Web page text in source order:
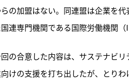
の加盟はない。同連盟は企業を
連専門機関である国際労働機関（
の合意した内容は、サステナビ
けの支援を打ち出したが、とり